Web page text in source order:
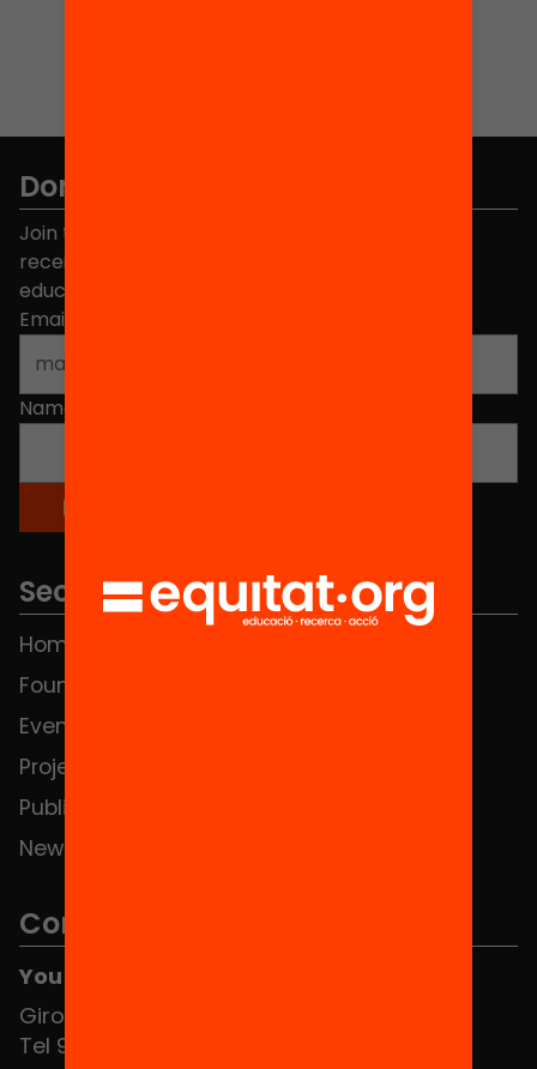
Don't miss anything.
Join the more than 40,000 people who already
receive news about initiatives and projects for
educational change in Catalonia.
Email address
Name
Sections
Home
Foundation
Events
Projects
Publications and videos
News
Contact
You can find us at the Social HUB
Girona 34, interior 08010 Barcelona
Tel 934 588 700